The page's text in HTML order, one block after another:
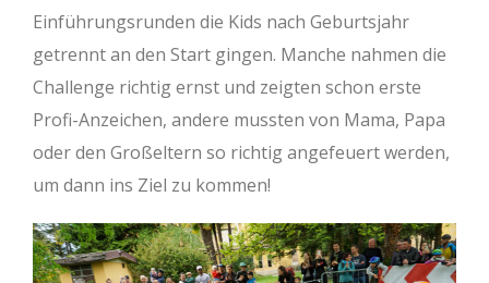
Einführungsrunden die Kids nach Geburtsjahr
getrennt an den Start gingen. Manche nahmen die
Challenge richtig ernst und zeigten schon erste
Profi-Anzeichen, andere mussten von Mama, Papa
oder den Großeltern so richtig angefeuert werden,
um dann ins Ziel zu kommen!